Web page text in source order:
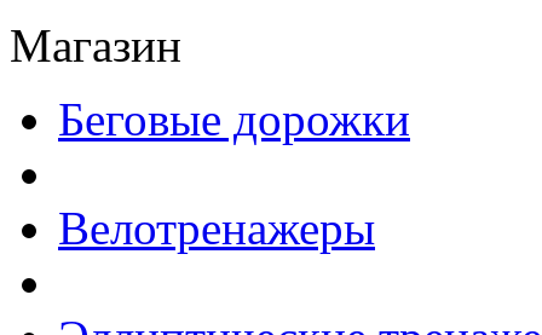
Магазин
Беговые дорожки
Велотренажеры